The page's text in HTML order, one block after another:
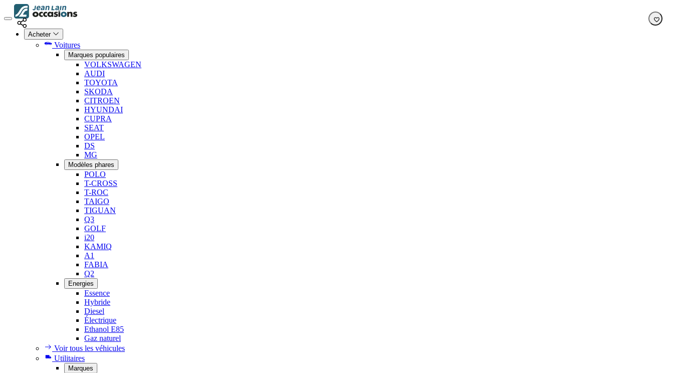
Acheter
Voitures
Marques populaires
VOLKSWAGEN
AUDI
TOYOTA
SKODA
CITROEN
HYUNDAI
CUPRA
SEAT
OPEL
DS
MG
Modèles phares
POLO
T-CROSS
T-ROC
TAIGO
TIGUAN
Q3
GOLF
i20
KAMIQ
A1
FABIA
Q2
Energies
Essence
Hybride
Diesel
Électrique
Ethanol E85
Gaz naturel
Voir tous les véhicules
Utilitaires
Marques